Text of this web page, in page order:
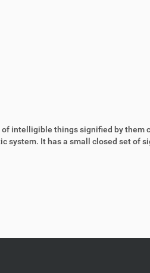
intelligible things signified by them
system. It has a small closed set of